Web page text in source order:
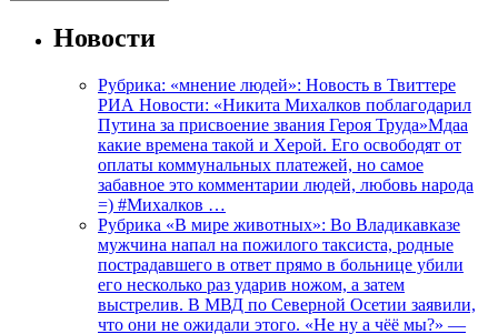
Новости
Рубрика: «мнение людей»: Новость в Твиттере
РИА Новости: «Никита Михалков поблагодарил
Путина за присвоение звания Героя Труда»Мдаа
какие времена такой и Херой. Его освободят от
оплаты коммунальных платежей, но самое
забавное это комментарии людей, любовь народа
=) #Михалков …
Рубрика «В мире животных»: Во Владикавказе
мужчина напал на пожилого таксиста, родные
пострадавшего в ответ прямо в больнице убили
его несколько раз ударив ножом, а затем
выстрелив. В МВД по Северной Осетии заявили,
что они не ожидали этого. «Не ну а чёё мы?» —